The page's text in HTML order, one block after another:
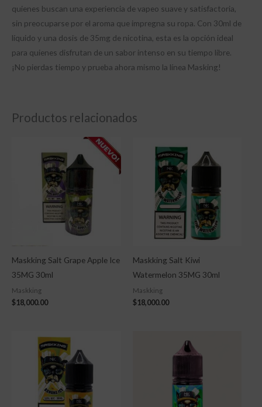
quienes buscan una experiencia de vapeo suave y satisfactoria,
sin preocuparse por el aroma que impregna su ropa. Con 30ml de
líquido y una dosis de 35mg de nicotina, esta es la opción ideal
para quienes disfrutan de un sabor intenso en su tiempo libre.
¡No pierdas tiempo y prueba ahora mismo la línea Masking!
Productos relacionados
Maskking Salt Grape Apple Ice
35MG 30ml
Maskking
$18,000.00
Maskking Salt Kiwi
Watermelon 35MG 30ml
Maskking
$18,000.00